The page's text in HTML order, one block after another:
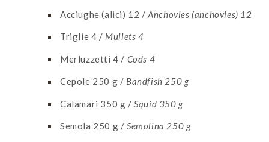
Acciughe (alici) 12 /Anchovies (anchovies) 12
Triglie 4 / Mullets 4
Merluzzetti 4 / Cods 4
Cepole 250 g / Bandfish 250 g
Calamari 350 g /Squid 350 g
Semola 250 g / Semolina 250 g